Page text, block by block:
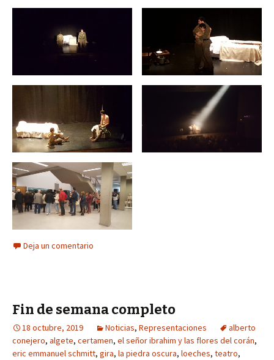
Deja un comentario
Fin de semana completo
18 octubre, 2019 Noticias, Representaciones
alberto
conejero, algete, certamen, el señor ibrahim y las flores del corán,
eric emmanuel schmitt, gira, la piedra oscura, loeches, teatro,